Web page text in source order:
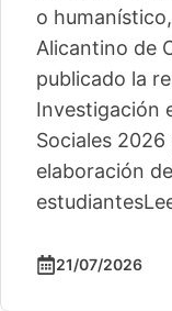
o
Alicantino de
publicado la
Investigación
Sociales 2026
elaboración
estudiantes
21/07/2026